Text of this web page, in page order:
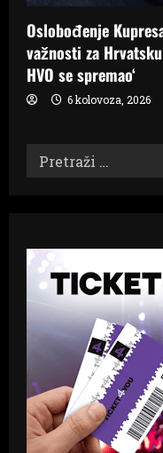
Oslobođenje
važnosti za
HVO se spremao‘
6 kolovoza, 2026
Pretraži: